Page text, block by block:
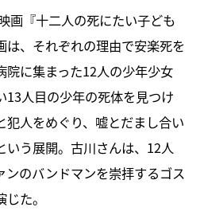
画『十二人の死にたい子ども
は、それぞれの理由で安楽死を
院に集まった12人の少年少女
13人目の少年の死体を見つけ
犯人をめぐり、嘘とだまし合い
う展開。古川さんは、12人
ンのバンドマンを崇拝するゴス
た。